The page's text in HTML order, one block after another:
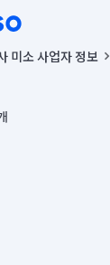
미소 사업자 정보
록번호 : 291-87-
신고번호 : 2024-서
: CHING VICTOR
: 서울특별시 종로
: 서울특별시 종로